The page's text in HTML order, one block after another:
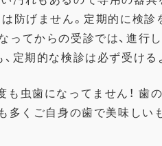
防げません。定期的に検診
てからの受診では、進行
定期的な検診は必ず受ける
虫歯になってません！ 歯
くご自身の歯で美味しい